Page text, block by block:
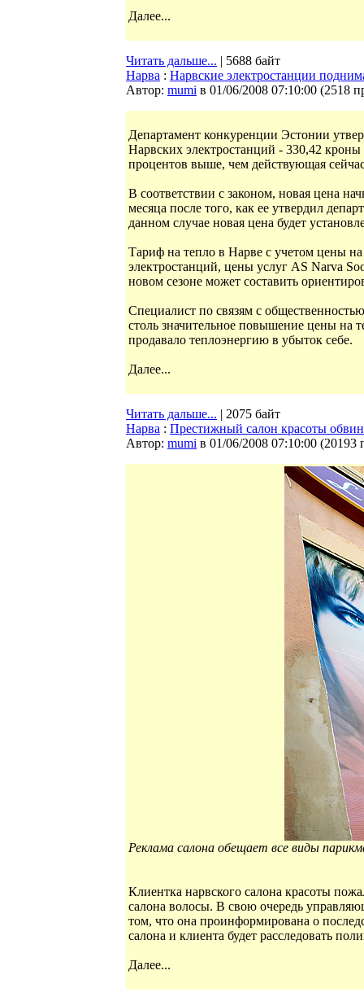
Далее...
Читать дальше... | 5688 байт
Нарва : Нарвские электростанции
Автор: mumi в 01/06/2008 07:10:00 (2518
Департамент конкуренции Эстонии
Нарвских электростанций - 330,42 кроны
процентов выше, чем действующая
В соответствии с законом, новая цена
месяца после того, как ее утвердил
данном случае новая цена будет
Тариф на тепло в Нарве с учетом цены
электростанций, цены услуг AS Narva
новом сезоне может составить
Специалист по связям с
столь значительное повышение цены на
продавало теплоэнергию в убыток себе.
Далее...
Читать дальше... | 2075 байт
Нарва : Престижный салон красоты
Автор: mumi в 01/06/2008 07:10:00 (20193
Реклама салона обещает все виды
Клиентка нарвского салона красоты
салона волосы. В свою очередь
том, что она проинформирована о
салона и клиента будет расследовать
Далее...